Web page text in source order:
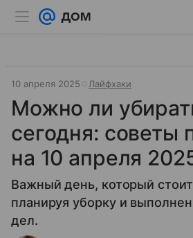
10 апреля 2025 Лайфхаки
Можно ли
сегодня: советы
на 10 апреля
Важный день, который
планируя уборку и
дел.